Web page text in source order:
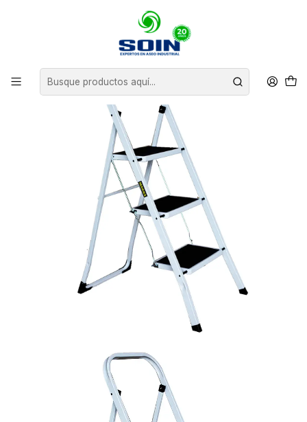
EQUIPAMIENTO
PISO ESCALERA PLEGABLE DE ACERO 3 PELDAÑOS PROFESIONAL